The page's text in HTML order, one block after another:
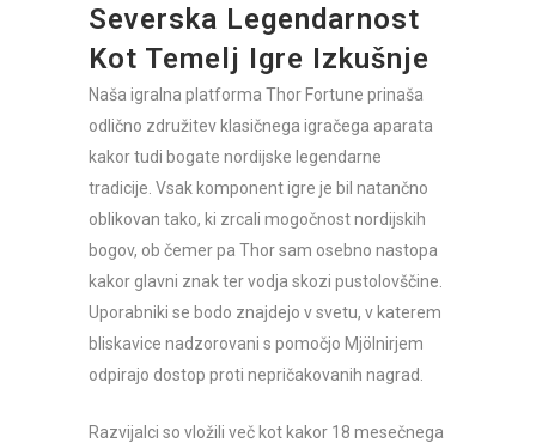
Severska Legendarnost
Kot Temelj Igre Izkušnje
Naša igralna platforma Thor Fortune prinaša
odlično združitev klasičnega igračega aparata
kakor tudi bogate nordijske legendarne
tradicije. Vsak komponent igre je bil natančno
oblikovan tako, ki zrcali mogočnost nordijskih
bogov, ob čemer pa Thor sam osebno nastopa
kakor glavni znak ter vodja skozi pustolovščine.
Uporabniki se bodo znajdejo v svetu, v katerem
bliskavice nadzorovani s pomočjo Mjölnirjem
odpirajo dostop proti nepričakovanih nagrad.
Razvijalci so vložili več kot kakor 18 mesečnega